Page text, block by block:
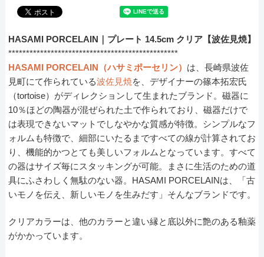
HASAMI PORCELAIN｜プレート 14.5cm クリア【波佐見焼】
************************************************
HASAMI PORCELAIN（ハサミポーセリン） は、長崎県波佐
見町にて作られている波佐見焼を、デザイナーの篠本拓宏氏
（tortoise）がディレクションして生まれたブランド。磁器に
10％ほどの陶器が混ぜられた土で作られており、磁器だけで
は表現できないマットでしなやかな質感が特徴。シンプルなフ
ォルムも特徴で、細部にいたるまですべての線が計算されてお
り、機能的かつとても美しいフォルムとなっています。すべて
の器はサイズ毎にスタッキングが可能。まさに生活のための道
具にふさわしく無駄のない器。HASAMI PORCELAINは、「古
いモノを伝え、新しいモノを生みだす」そんなブランドです。
クリアカラーは、他のカラーと違い縁と底以外に艶のある釉薬
がかかっています。